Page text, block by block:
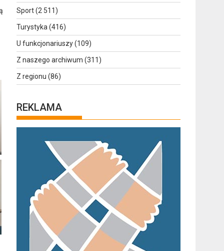
Sport(2 511)
Turystyka (416)
U funkcjonariuszy(109)
Z naszego archiwum (311)
Z regionu (86)
REKLAMA